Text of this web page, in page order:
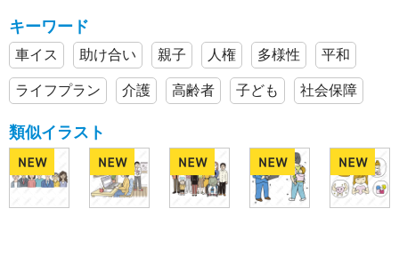
キーワード
車イス 助け合い 親子 人権 多様性 平和
ライフプラン 介護 高齢者 子ども 社会保障
類似イラスト